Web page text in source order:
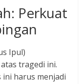
Perkuat
Ipul)
tragedi ini.
ini harus menjadi